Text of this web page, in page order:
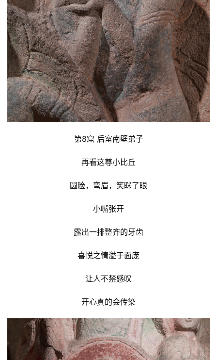
寺
院
巡
礼
视
频
纪
录
第8窟 后室南壁弟子
再看这尊小比丘
圆脸，弯眉，笑眯了眼
小嘴张开
露出一排整齐的牙齿
喜悦之情溢于面庞
让人不禁感叹
开心真的会传染